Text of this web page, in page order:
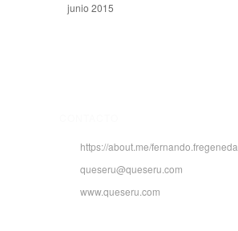
junio 2015
https://about.me/fernando.fregeneda
queseru@queseru.com
www.queseru.com